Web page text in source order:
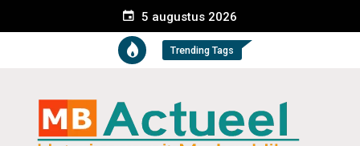
5 augustus 2026
Trending Tags